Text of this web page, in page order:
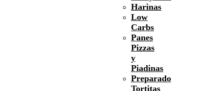
Harinas
Low
Carbs
Panes
Pizzas
y
Piadinas
Preparado
Tortitas